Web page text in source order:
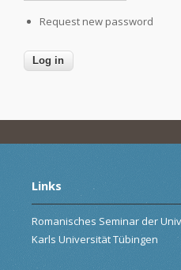
Request new password
Links
Romanisches Seminar der
Karls Universität Tübingen